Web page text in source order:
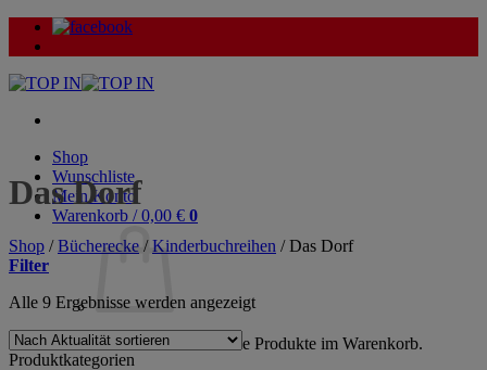
Zum
Inhalt
Shop
Wunschliste
Mein Konto
Warenkorb /0,00 € 0
Es befinden sich keine Produkte im Warenkorb.
Das Dorf
Shop / Bücherecke / Kinderbuchreihen /Das Dorf
Filter
Alle 9 Ergebnisse werden angezeigtNach
sortiert
Produktkategorien